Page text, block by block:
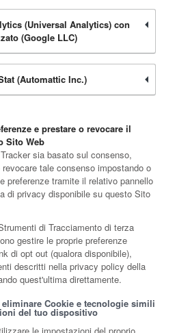
(Universal Analytics) con
(Google LLC)
(Automattic Inc.)
e prestare o revocare il
Sito Web
sia basato sul consenso,
revocare tale consenso impostando o
preferenze tramite il relativo pannello
di privacy disponibile su questo Sito
di Tracciamento di terza
gestire le proprie preferenze
di opt out (qualora disponibile),
descritti nella privacy policy della
quest'ultima direttamente.
Cookie e tecnologie simili
del tuo dispositivo
le impostazioni del proprio